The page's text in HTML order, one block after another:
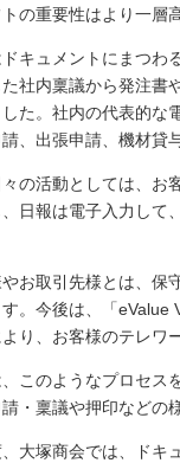
の重要性はより一層
キュメントにまつわ
社内稟議から発注書
た。社内の代表的な
、出張申請、機材貸
々の活動としては、お
日報は電子入力して
お取引先様とは、保
。今後は、「eValue
り、お客様のテレワ
このようなプロセス
請・稟議や押印などの
大塚商会では、ドキ